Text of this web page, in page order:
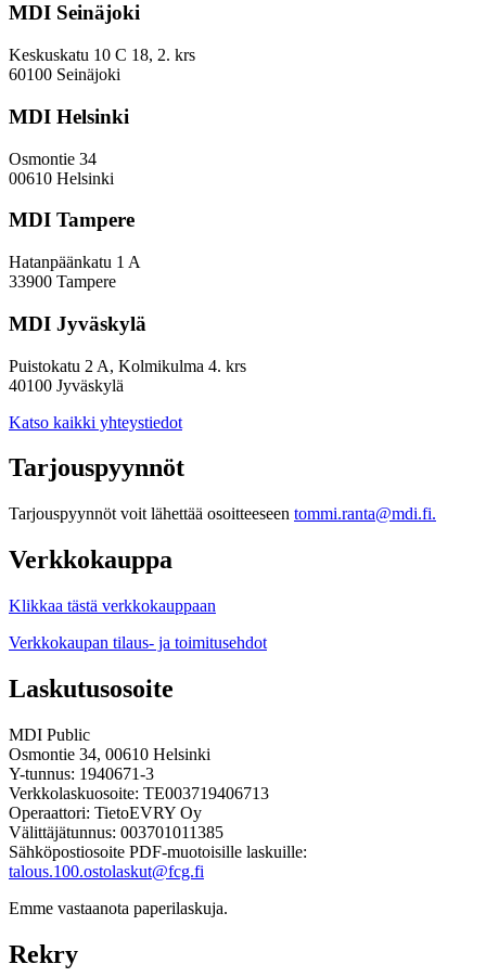
MDI Seinäjoki
Keskuskatu 10 C 18, 2. krs
60100 Seinäjoki
MDI Helsinki
Osmontie 34
00610 Helsinki
MDI Tampere
Hatanpäänkatu 1 A
33900 Tampere
MDI Jyväskylä
Puistokatu 2 A, Kolmikulma 4. krs
40100 Jyväskylä
Katso kaikki yhteystiedot
Tarjouspyynnöt
Tarjouspyynnöt voit lähettää osoitteeseen tommi.ranta@mdi.fi.
Verkkokauppa
Klikkaa tästä verkkokauppaan
Verkkokaupan tilaus- ja toimitusehdot
Laskutusosoite
MDI Public
Osmontie 34, 00610 Helsinki
Y-tunnus: 1940671-3
Verkkolaskuosoite: TE003719406713
Operaattori: TietoEVRY Oy
Välittäjätunnus: 003701011385
Sähköpostiosoite PDF-muotoisille laskuille:
talous.100.ostolaskut@fcg.fi
Emme vastaanota paperilaskuja.
Rekry